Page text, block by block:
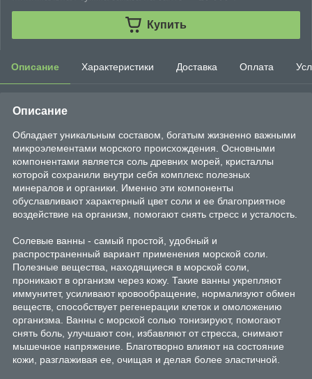
Купить
Описание Характеристики Доставка Оплата
Описание
Обладает уникальным составом, богатым жизненно важными
микроэлементами морского происхождения. Основными
компонентами является соль древних морей, кристаллы
которой сохранили внутри себя комплекс полезных
минералов и органики. Именно эти компоненты
обуславливают характерный цвет соли и ее благоприятное
воздействие на организм, помогают снять стресс и усталость.
Солевые ванны - самый простой, удобный и
распространенный вариант применения морской соли.
Полезные вещества, находящиеся в морской соли,
проникают в организм через кожу. Такие ванны укрепляют
иммунитет, усиливают кровообращение, нормализуют обмен
веществ, способствует регенерации клеток и омоложению
организма. Ванны с морской солью тонизируют, помогают
снять боль, улучшают сон, избавляют от стресса, снимают
мышечное напряжение. Благотворно влияют на состояние
кожи, разглаживая ее, очищая и делая более эластичной.